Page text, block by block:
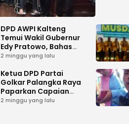
DPD AWPI Kalteng
Temui Wakil Gubernur
Edy Pratowo, Bahas
Dukungan Kongres
Kalimantan Tengah
2 minggu yang lalu
Ketua DPD Partai
Golkar Palangka Raya
Paparkan Capaian
Organisasi dan
2 minggu yang lalu